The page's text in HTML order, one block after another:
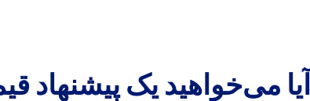
آیا می‌خواهید یک پیشنهاد